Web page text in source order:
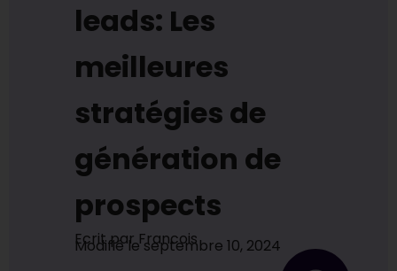
leads: Les
meilleures
stratégies de
génération de
prospects
Ecrit parFrancois
Modifié le septembre 10, 2024